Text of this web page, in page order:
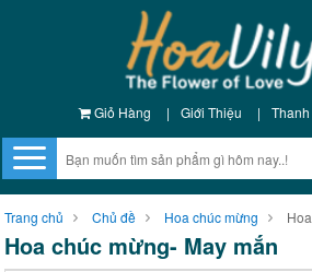
Giỏ Hàng | Giới Thiệu | Thanh
Trang chủ Chủ đề Hoa chúc mừng
Hoa chúc mừng- May mắn